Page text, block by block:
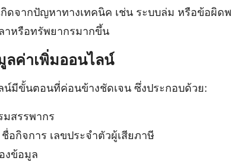
กิดจากปัญหาทางเทคนิค เช่น ระบบล่ม หรือข้อผิด
าหรือทรัพยากรมากขึ้น
ค่าเพิ่มออนไลน์
น์มีขั้นตอนที่ค่อนข้างชัดเจน ซึ่งประกอบด้วย:
มสรรพากร
อกิจการ เลขประจำตัวผู้เสียภาษี
งข้อมูล